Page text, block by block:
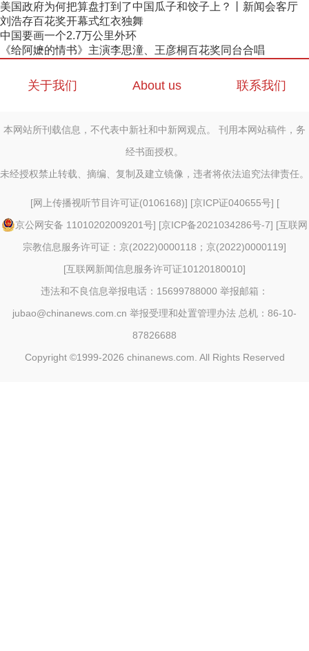
美国政府为何把算盘打到了中国瓜子和饺子上？丨新闻会客厅
刘浩存百花奖开幕式红衣独舞
中国要画一个2.7万公里外环
《给阿嬷的情书》主演李思潼、王彦桐百花奖同台合唱
关于我们 About us 联系我们
本网站所刊载信息，不代表中新社和中新网观点。 刊用本网站稿件，务
经书面授权。
未经授权禁止转载、摘编、复制及建立镜像，违者将依法追究法律责任。
[网上传播视听节目许可证(0106168)] [京ICP证040655号] [
京公网安备 11010202009201号] [京ICP备2021034286号-7] [互联网
宗教信息服务许可证：京(2022)0000118；京(2022)0000119]
[互联网新闻信息服务许可证10120180010]
违法和不良信息举报电话：15699788000 举报邮箱：
jubao@chinanews.com.cn 举报受理和处置管理办法 总机：86-10-
87826688
Copyright ©1999-2026 chinanews.com. All Rights Reserved